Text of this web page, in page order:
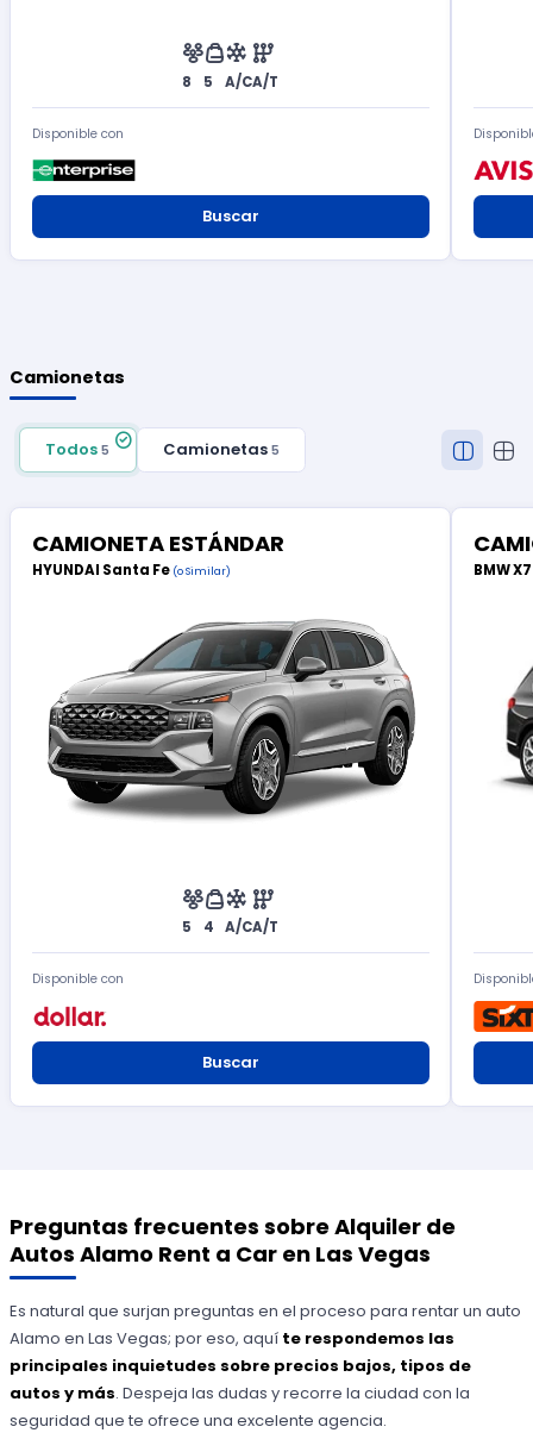
8 5 A/CA/T
Disponible con
Buscar
Camionetas
Todos5 Camionetas 5
CAMIONETA ESTÁNDAR
HYUNDAI Santa Fe (o Similar)
5 4 A/CA/T
Disponible con
Buscar
BMW
Preguntas frecuentes sobre Alquiler de
Autos Alamo Rent a Car en Las Vegas
Es natural que surjan preguntas en el proceso para rentar un auto
Alamo en Las Vegas; por eso, aquí te respondemos las
principales inquietudes sobre precios bajos, tipos de
autos y más. Despeja las dudas y recorre la ciudad con la
seguridad que te ofrece una excelente agencia.